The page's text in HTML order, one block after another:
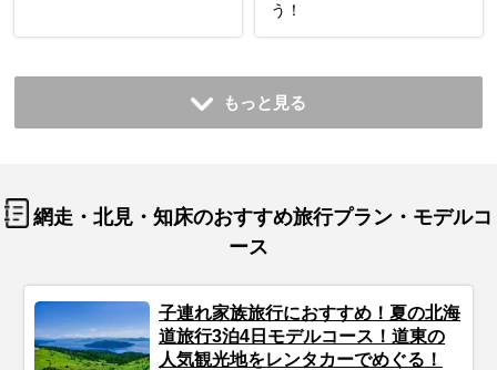
う！
もっと見る
網走・北見・知床のおすすめ旅行プラン・モデルコ
ース
子連れ家族旅行におすすめ！夏の北海
道旅行3泊4日モデルコース！道東の
人気観光地をレンタカーでめぐる！